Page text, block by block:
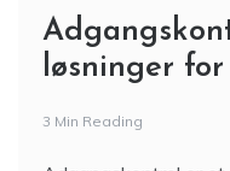
løsninger
3 Min Reading